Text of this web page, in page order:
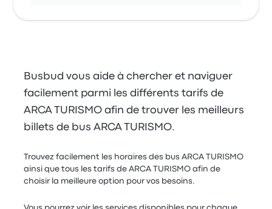
Busbud vous aide à chercher et naviguer
facilement parmi les différents tarifs de
ARCA TURISMO afin de trouver les meilleurs
billets de bus ARCA TURISMO.
Trouvez facilement les horaires des bus ARCA TURISMO
ainsi que tous les tarifs de ARCA TURISMO afin de
choisir la meilleure option pour vos besoins.